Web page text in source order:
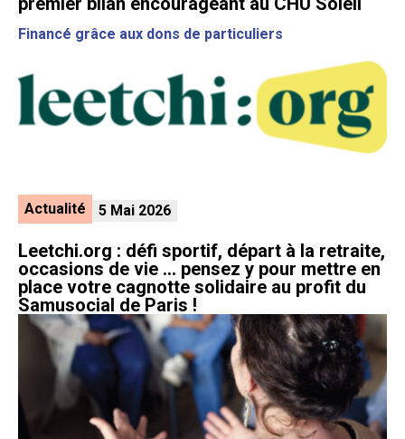
Financé grâce aux dons de particuliers
Actualité 5 Mai 2026
Leetchi.org : défi sportif, départ à la retraite,
occasions de vie … pensez y pour mettre en
place votre cagnotte solidaire au profit du
Samusocial de Paris !